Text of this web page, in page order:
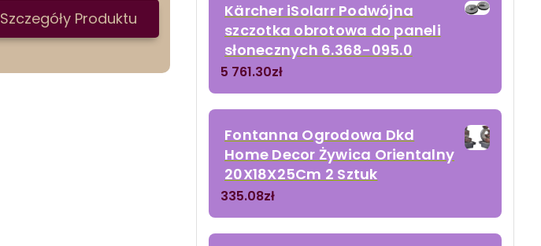
Szczegóły Produktu
Kärcher iSolarr Podwójna
szczotka obrotowa do paneli
słonecznych 6.368-095.0
5 761.30zł
Fontanna Ogrodowa Dkd
Home Decor Żywica Orientalny
20X18X25Cm 2 Sztuk
335.08zł